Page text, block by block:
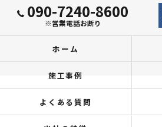
090-7240-8600
※営業電話お断り
ホーム
施工事例
よくある質問